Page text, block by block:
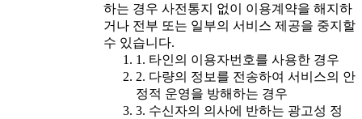
하는 경우 사전통지 없이 이용계약을 해지하
거나 전부 또는 일부의 서비스 제공을 중지할
수 있습니다.
1. 타인의 이용자번호를 사용한 경우
2. 다량의 정보를 전송하여 서비스의 안
정적 운영을 방해하는 경우
3. 수신자의 의사에 반하는 광고성 정